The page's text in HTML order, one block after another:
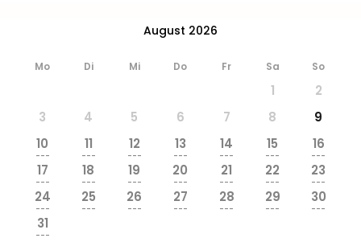
August 2026
Mo Di Mi Do Fr Sa So
1
2
3
4 5 6 7 8
9
10
---
11
---
12
---
13
---
14
---
15
---
16
---
17
---
18
---
19
---
20
---
21
---
22
---
23
---
24
---
25
---
26
---
27
---
28
---
29
---
30
---
31
---